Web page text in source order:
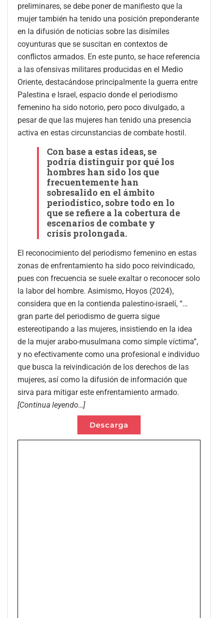
preliminares, se debe poner de manifiesto que la
mujer también ha tenido una posición preponderante
en la difusión de noticias sobre las disímiles
coyunturas que se suscitan en contextos de
conflictos armados. En este punto, se hace referencia
a las ofensivas militares producidas en el Medio
Oriente, destacándose principalmente la guerra entre
Palestina e Israel, espacio donde el periodismo
femenino ha sido notorio, pero poco divulgado, a
pesar de que las mujeres han tenido una presencia
activa en estas circunstancias de combate hostil.
Con base a estas ideas, se
podría distinguir por qué los
hombres han sido los que
frecuentemente han
sobresalido en el ámbito
periodístico, sobre todo en lo
que se refiere a la cobertura de
escenarios de combate y
crisis prolongada.
El reconocimiento del periodismo femenino en estas
zonas de enfrentamiento ha sido poco reivindicado,
pues con frecuencia se suele exaltar o reconocer solo
la labor del hombre. Asimismo, Hoyos (2024),
considera que en la contienda palestino-israelí, “…
gran parte del periodismo de guerra sigue
estereotipando a las mujeres, insistiendo en la idea
de la mujer arabo-musulmana como simple víctima”,
y no efectivamente como una profesional e individuo
que busca la reivindicación de los derechos de las
mujeres, así como la difusión de información que
sirva para mitigar este enfrentamiento armado.
[Continua leyendo…]
Descarga